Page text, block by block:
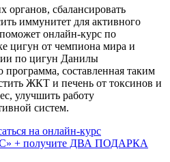
органов, сбалансировать
иммунитет для активного
онлайн-курс по
цигун от чемпиона мира и
по цигун Данилы
составленная таким
ЖКТ и печень от токсинов и
улучшить работу
систем.
на онлайн-курс
получите ДВА ПОДАРКА